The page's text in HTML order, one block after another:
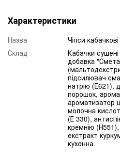
Характеристики
Назва
Чіпси
Склад
Кабачки
добавка
підсилювач
натрію (Е621),
порошок,
ароматизатор
молочна
(Е 330),
кремнію
екстракт
кухонна.